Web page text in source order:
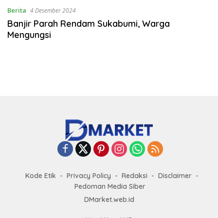
Berita 4 Desember 2024
Banjir Parah Rendam Sukabumi, Warga
Mengungsi
Kode Etik Privacy Policy Redaksi
Disclaimer
Pedoman Media Siber
DMarket.web.id